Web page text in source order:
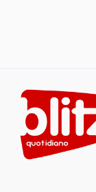
content